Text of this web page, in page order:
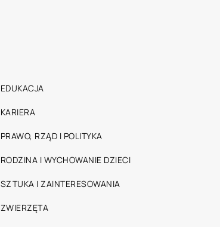
EDUKACJA
KARIERA
PRAWO, RZĄD I POLITYKA
RODZINA I WYCHOWANIE DZIECI
SZTUKA I ZAINTERESOWANIA
ZWIERZĘTA